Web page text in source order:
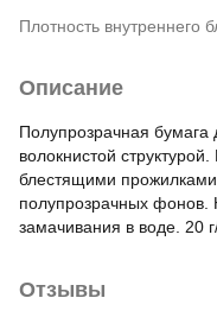
Плотность внутреннего
Описание
Полупрозрачная
волокнистой
блестящими
полупрозрачных фонов.
замачивания в воде. 20
Отзывы